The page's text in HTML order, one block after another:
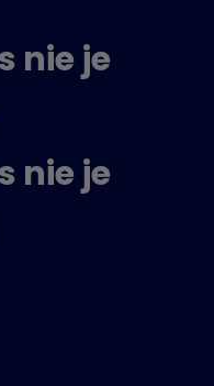
nie je
nie je